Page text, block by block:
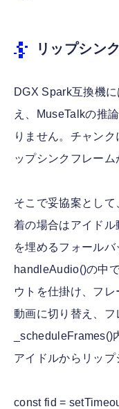
リップシン
DGX Spark互換機
え、MuseTalkの推
りません。チャン
ップシンクフレーム
そこで妥協案とし
着の場合はアイド
を埋めるフォールバ
handleAudio()の中
ウトを仕掛け、フ
動画に切り替え、フ
アイドルからリップ
const fid =